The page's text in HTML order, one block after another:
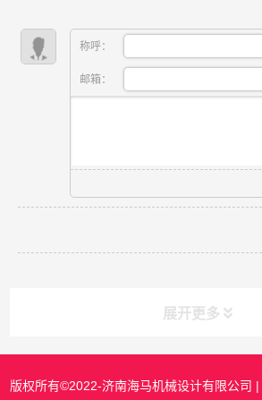
称呼：
邮箱：
展开更多
课程分类 CLASS
版权所有©2022-济南海马机械设计有限公司 |